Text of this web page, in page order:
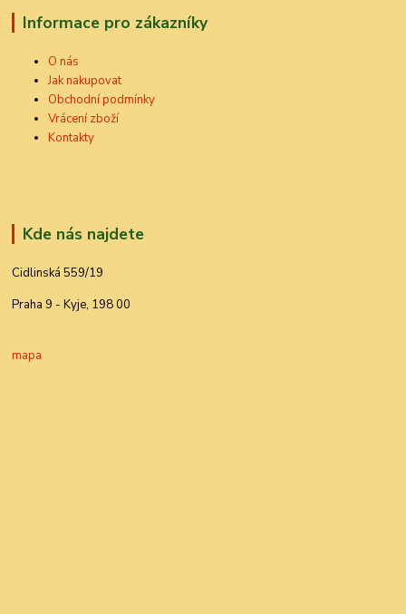
Informace pro zákazníky
O nás
Jak nakupovat
Obchodní podmínky
Vrácení zboží
Kontakty
Kde nás najdete
Cidlinská 559/19
Praha 9 - Kyje, 198 00
mapa